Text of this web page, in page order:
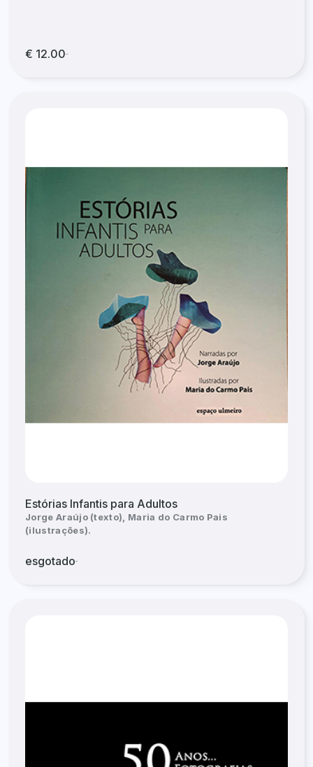
€ 12.00
Estórias Infantis para Adultos
Jorge Araújo (texto), Maria do Carmo Pais
(ilustrações).
esgotado